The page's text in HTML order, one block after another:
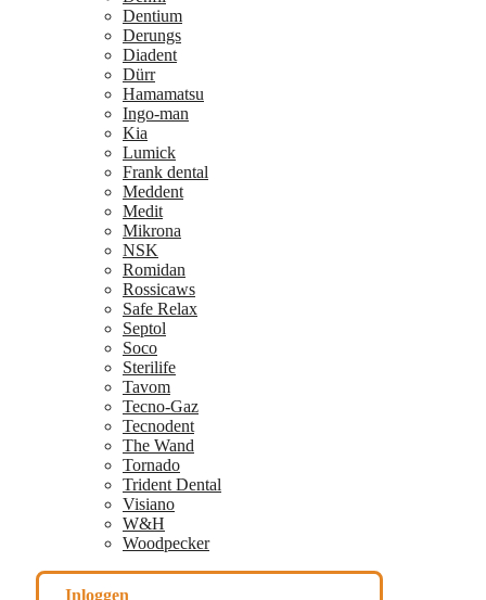
Dentium
Derungs
Diadent
Dürr
Hamamatsu
Ingo-man
Kia
Lumick
Frank dental
Meddent
Medit
Mikrona
NSK
Romidan
Rossicaws
Safe Relax
Septol
Soco
Sterilife
Tavom
Tecno-Gaz
Tecnodent
The Wand
Tornado
Trident Dental
Visiano
W&H
Woodpecker
Inloggen